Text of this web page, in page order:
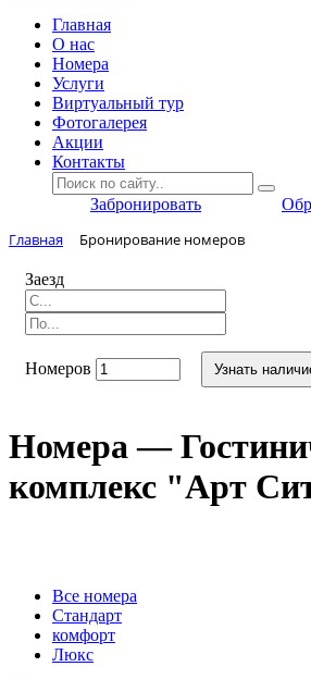
Главная
O нас
Номера
Услуги
Виртуальный тур
Фотогалерея
Акции
Контакты
Забронировать
Главная Бронирование номеров
Заезд
Номеров Узнать
Номера —
комплекс "Арт
Вcе номера
Стандарт
комфорт
Люкс